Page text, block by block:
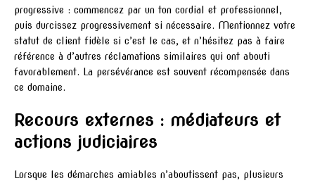
progressive : commencez par un ton cordial et professionnel,
puis durcissez progressivement si nécessaire. Mentionnez votre
statut de client fidèle si c’est le cas, et n’hésitez pas à faire
référence à d’autres réclamations similaires qui ont abouti
favorablement. La persévérance est souvent récompensée dans
ce domaine.
Recours externes : médiateurs et
actions judiciaires
Lorsque les démarches amiables n’aboutissent pas, plusieurs